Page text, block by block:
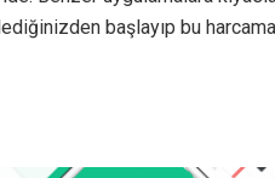
başlayıp bu